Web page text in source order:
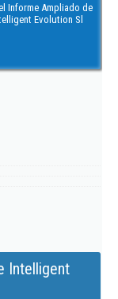
Informe Ampliado de
Evolution Sl
Intelligent